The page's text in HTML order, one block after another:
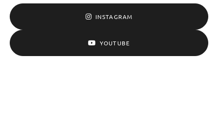
INSTAGRAM
YOUTUBE